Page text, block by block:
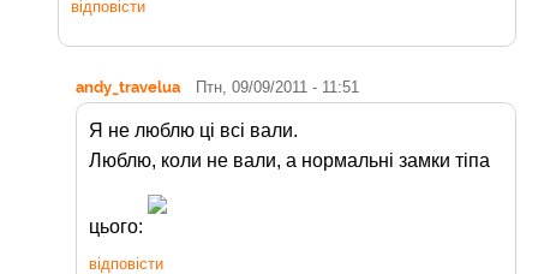
відповісти
andy_travelua Птн, 09/09/2011 - 11:51
Я не люблю ці всі вали.
Люблю, коли не вали, а нормальні замки тіпа
цього:
відповісти